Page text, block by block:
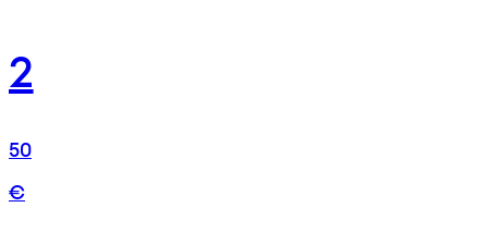
2
50
€